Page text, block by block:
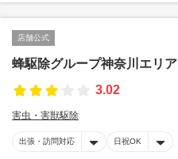
店舗公式
蜂駆除グループ神奈川エリア
3.02
害虫・害獣駆除
出張・訪問対応 日祝OK